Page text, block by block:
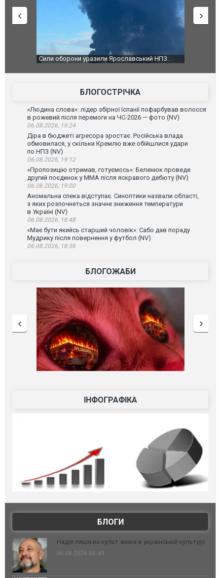
Сили оборони уразили Ярославський НПЗ:
губернатор регіону заявив про наймасштабнішу
атаку. ВІДЕО
Неймар
БЛОГОСТРІЧКА
«Людина слова»: лідер збірної Іспанії пофарбував волосся
в рожевий після перемоги на ЧС-2026 — фото (NV)
06.08.2026, 19:24
Діра в бюджеті агресора зростає. Російська влада
обмовилася, у скільки Кремлю вже обійшлися удари
по НПЗ (NV)
06.08.2026, 19:12
«Пропозицію отримав, готуємось»: Беленюк проведе
другий поєдинок у ММА після яскравого дебюту (NV)
06.08.2026, 19:00
Аномальна спека відступає. Синоптики назвали області,
з яких розпочнеться значне зниження температури
в Україні (NV)
06.08.2026, 18:48
«Має бути якийсь старший чоловік»: Сабо дав пораду
Мудрику після повернення у футбол (NV)
06.08.2026, 18:36
БЛОГОЖАБИ
ІНФОГРАФІКА
БЛОГИ
Надія лише на культ жінки в українській культурі
06.08.2026 08:49